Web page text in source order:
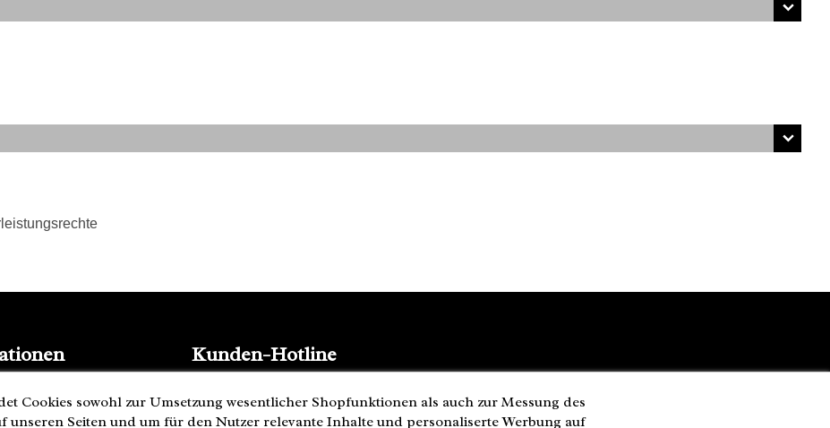
Kunden-Hotline
Mo - Fr 08:00 - 18:00
• geöffnet
Cookies sowohl zur Umsetzung wesentlicher Shopfunktionen als auch zur Messung des
unseren Seiten und um für den Nutzer relevante Inhalte und personaliserte Werbung auf